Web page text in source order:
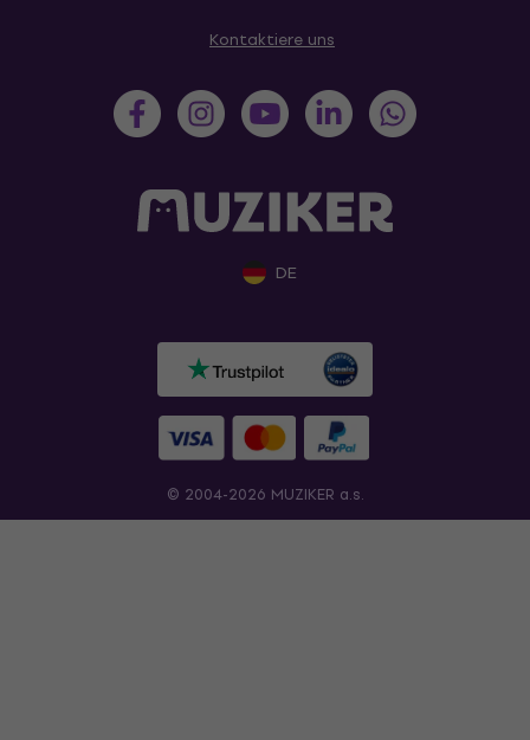
Kontaktiere uns
DE
© 2004-2026 MUZIKER a.s.